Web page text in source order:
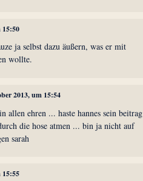
15:50
ja selbst dazu äußern, was er mit
wollte.
2013, um 15:54
allen ehren ... haste hannes sein beitrag
die hose atmen ... bin ja nicht auf
sarah
15:55